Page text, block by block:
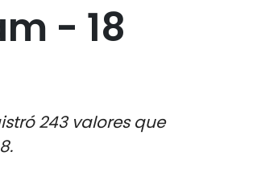
- 18
243 valores que